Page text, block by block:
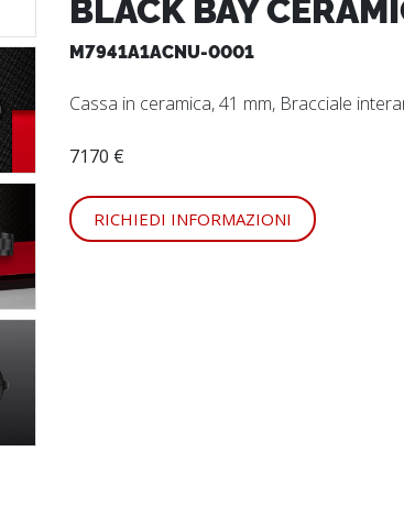
M7941A1ACNU-0001
Cassa in ceramica, 41 mm, Bracciale
7170 €
RICHIEDI INFORMAZIONI